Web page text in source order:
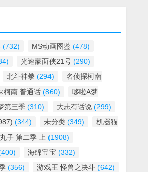
(732) MS动画图鉴 (478)
光速蒙面侠21号 (290)
北斗神拳 (294)
名侦探柯南
柯南 普通话 (860)
哆啦A梦
第三季 (310) 大志有话说 (299)
(344) 未分类 (349)
机器猫
子 第二季 上 (1908)
海绵宝宝 (332)
(356) 游戏王 怪兽之决斗 (642)